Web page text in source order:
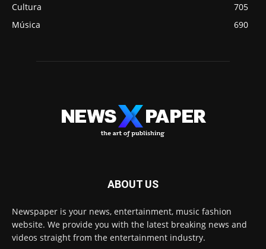
Cultura
705
Música
690
ABOUT US
Newspaper is your news, entertainment, music fashion
website. We provide you with the latest breaking news and
videos straight from the entertainment industry.